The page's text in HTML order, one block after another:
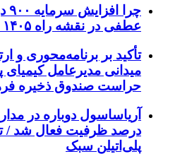
عطفی در نقشه راه ۱۴۰۵ است؟
تأکید بر برنامه‌محوری و
میدانی مدیرعامل کیمیای
حراست صندوق ذخیره
درصد ظرفیت فعال شد /
پلی‌اتیلن سبک